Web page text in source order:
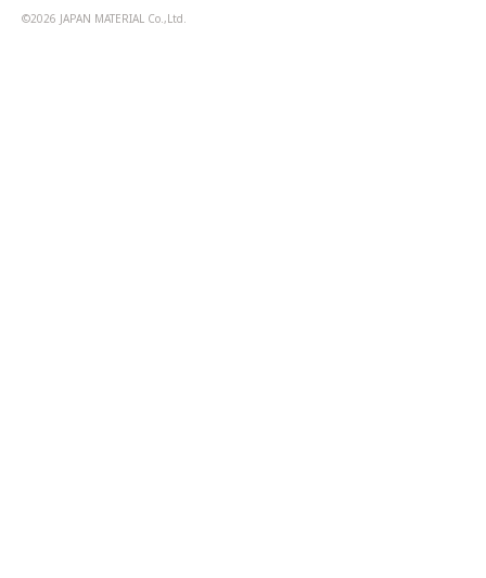
©2026 JAPAN MATERIAL Co.,Ltd.